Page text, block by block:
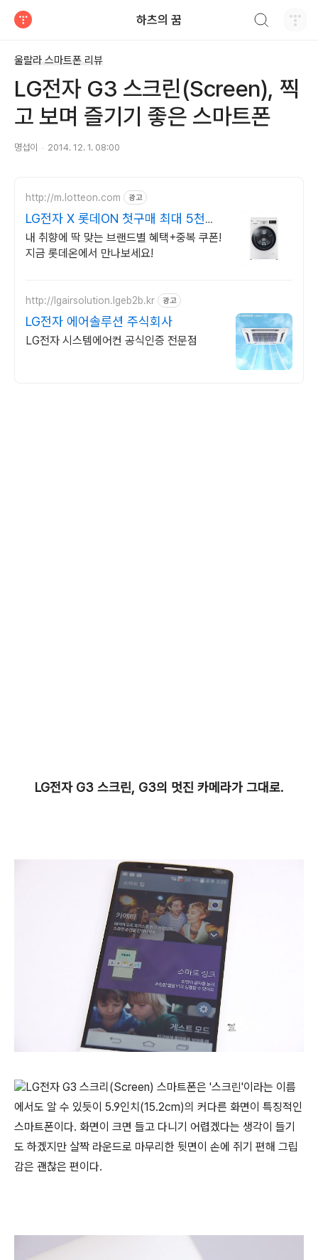
하츠의 꿈
울랄라 스마트폰 리뷰
LG전자 G3 스크린(Screen), 찍
고 보며 즐기기 좋은 스마트폰
명섭이 2014. 12. 1. 08:00
http://m.lotteon.com 광고
LG전자 X 롯데ON 첫구매 최대 5천원
혜택!
내 취향에 딱 맞는 브랜드별 혜택+중복 쿠폰!
지금 롯데온에서 만나보세요!
http://lgairsolution.lgeb2b.kr 광고
LG전자 에어솔루션 주식회사
LG전자 시스템에어컨 공식인증 전문점
LG전자 G3 스크린, G3의 멋진 카메라가 그대로.
LG전자 G3 스크리(Screen) 스마트폰은 '스크린'이라는 이름
에서도 알 수 있듯이 5.9인치(15.2cm)의 커다른 화면이 특징적인
스마트폰이다. 화면이 크면 들고 다니기 어렵겠다는 생각이 들기
도 하겠지만 살짝 라운드로 마무리한 뒷면이 손에 쥐기 편해 그립
감은 괜찮은 편이다.